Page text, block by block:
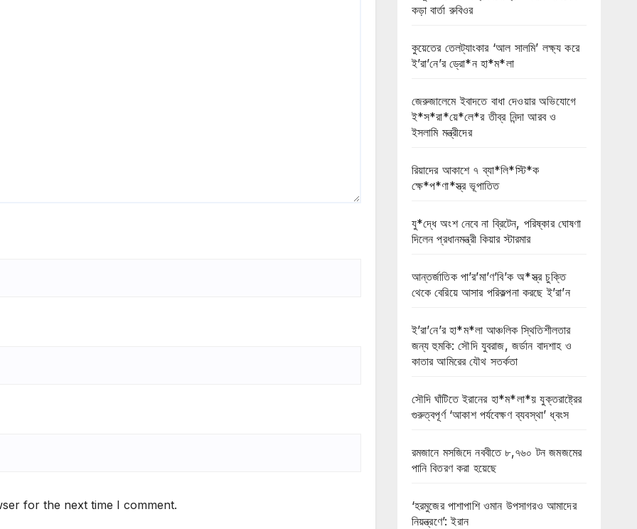
for the next time I comment.
কড়া বার্তা রুবিওর
কুয়েতের তেলট্যাংকার ‘আল সালমি’ লক্ষ্য করে
ই’রা’নে’র ড্রো*ন হা*ম*লা
জেরুজালেমে ইবাদতে বাধা দেওয়ার অভিযোগে
ই*স*রা*য়ে*লে*র তীব্র নিন্দা আরব ও
ইসলামি মন্ত্রীদের
রিয়াদের আকাশে ৭ ব্যা*লি*স্টি*ক
ক্ষে*প*ণা*স্ত্র ভূপাতিত
যু*দ্ধে অংশ নেবে না ব্রিটেন, পরিষ্কার ঘোষণা
দিলেন প্রধানমন্ত্রী কিয়ার স্টারমার
আন্তর্জাতিক পা’র’মা’ণ’বি’ক অ*স্ত্র চুক্তি
থেকে বেরিয়ে আসার পরিকল্পনা করছে ই’রা’ন
ই’রা’নে’র হা*ম*লা আঞ্চলিক স্থিতিশীলতার
জন্য হুমকি: সৌদি যুবরাজ, জর্ডান বাদশাহ ও
কাতার আমিরের যৌথ সতর্কতা
সৌদি ঘাঁটিতে ইরানের হা*ম*লা*য় যুক্তরাষ্ট্রের
গুরুত্বপূর্ণ ‘আকাশ পর্যবেক্ষণ ব্যবস্থা’ ধ্বংস
রমজানে মসজিদে নববীতে ৮,৭৬০ টন জমজমের
পানি বিতরণ করা হয়েছে
‘হরমুজের পাশাপাশি ওমান উপসাগরও আমাদের
নিয়ন্ত্রণে’: ইরান